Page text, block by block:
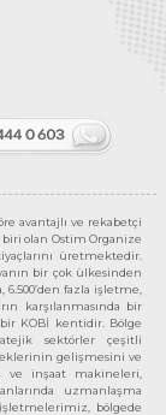
avantajlı ve rekabetçi
olan Ostim Organize
üretmektedir.
bir çok ülkesinden
6.500’den fazla işletme,
karşılanmasında bir
KOBİ kentidir. Bölge
sektörler çeşitli
gelişmesini ve
ve inşaat makineleri,
uzmanlaşma
bölgede